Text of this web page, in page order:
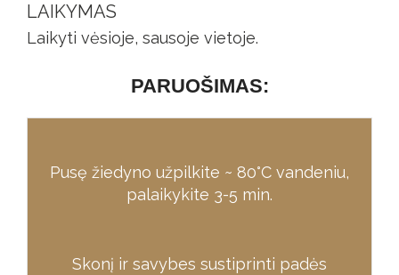
LAIKYMAS
Laikyti vėsioje, sausoje vietoje.
PARUOŠIMAS:​
Pusę žiedyno užpilkite ~ 80°C vandeniu,
palaikykite 3-5 min.
Skonį ir savybes sustiprinti padės